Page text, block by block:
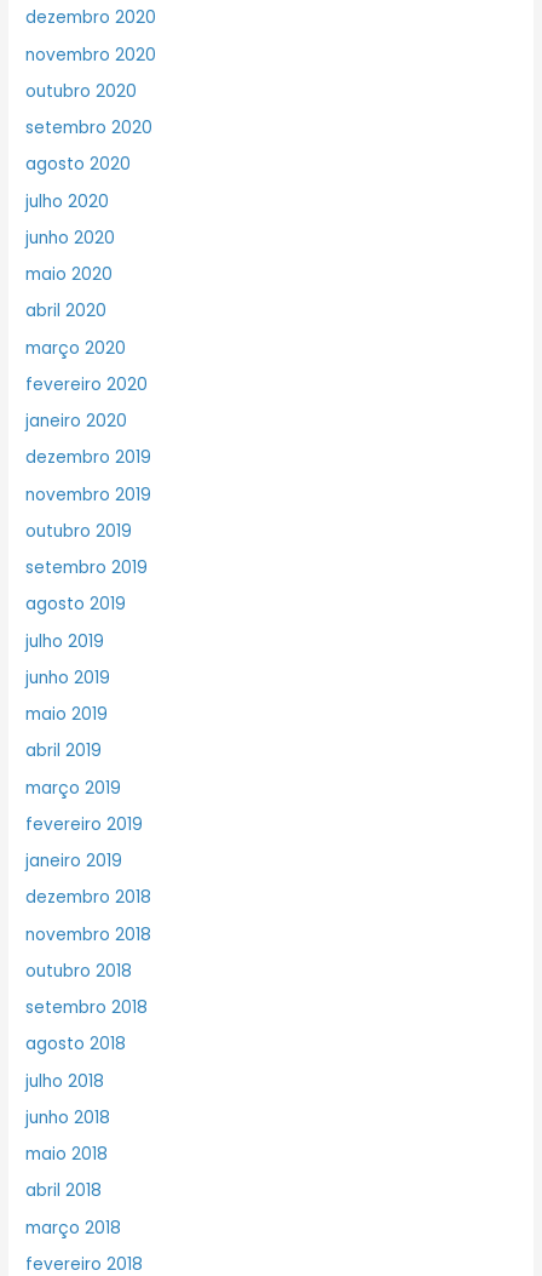
dezembro 2020
novembro 2020
outubro 2020
setembro 2020
agosto 2020
julho 2020
junho 2020
maio 2020
abril 2020
março 2020
fevereiro 2020
janeiro 2020
dezembro 2019
novembro 2019
outubro 2019
setembro 2019
agosto 2019
julho 2019
junho 2019
maio 2019
abril 2019
março 2019
fevereiro 2019
janeiro 2019
dezembro 2018
novembro 2018
outubro 2018
setembro 2018
agosto 2018
julho 2018
junho 2018
maio 2018
abril 2018
março 2018
fevereiro 2018